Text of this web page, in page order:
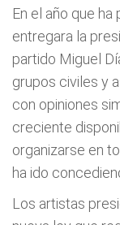
En el año que
entregara la
partido Miguel
grupos civiles y
con opiniones
creciente
organizarse en
ha ido
Los artistas